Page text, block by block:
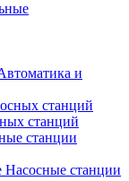
и
станций
станции
Насосные станции